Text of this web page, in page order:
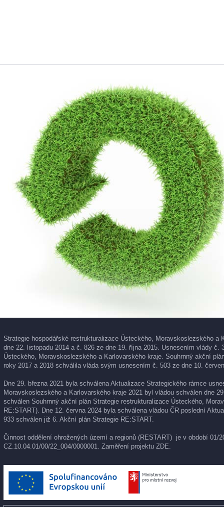
Strategie hospodářské restrukturalizace Ústeckého, Moravskoslezského
dne 22. listopadu 2014 a č. 826 ze dne 19. října 2015. Usnesením vlády
Ústeckého, Moravskoslezského a Karlovarského kraje. Souhrnný akční
roky 2017 a 2018 schválila vláda svým usnesením č. 503 ze dne 10.
Dne 29. března 2021 byla schválena Aktualizace Strategického rámce
Moravskoslezského a Karlovarského kraje 2021 byl vládou schválen dne
schválen Souhrnný akční plán Strategie restrukturalizace Ústeckého,
RE:START). Dne 12. června 2024 byla schválena vládou ČR poslední
933 schválen již 6. Akční plán Strategie RE:START.
Činnost oddělení ohrožených území a regionů (RESTART) je v období
CZ.10.04.01/00/22_004/0000001. Zaměření projektu ZDE